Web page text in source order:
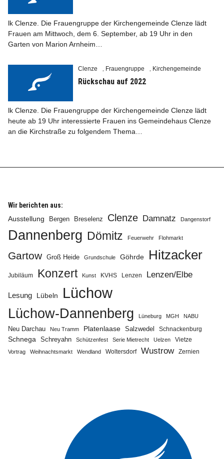
lk Clenze. Die Frauengruppe der Kirchengemeinde Clenze lädt
Frauen am Mittwoch, dem 6. September, ab 19 Uhr in den
Garten von Marion Arnheim…
Clenze Frauengruppe Kirchengemeinde
Rückschau auf 2022
lk Clenze. Die Frauengruppe der Kirchengemeinde Clenze lädt
heute ab 19 Uhr interessierte Frauen ins Gemeindehaus Clenze
an die Kirchstraße zu folgendem Thema…
Wir berichten aus:
Ausstellung
Bergen Breselenz Clenze Damnatz Dangenstorf
Dannenberg Dömitz Feuerwehr Flohmarkt
Gartow Groß Heide Grundschule Göhrde Hitzacker
Jubiläum Konzert Kunst KVHS Lenzen Lenzen/Elbe
Lesung Lübeln Lüchow
Lüchow-Dannenberg Lüneburg MGH NABU
Neu Darchau Neu Tramm Platenlaase Salzwedel Schnackenburg
Schnega Schreyahn Schützenfest Serie Mietrecht Uelzen Vietze
Vortrag Weihnachtsmarkt Wendland Woltersdorf Wustrow Zernien